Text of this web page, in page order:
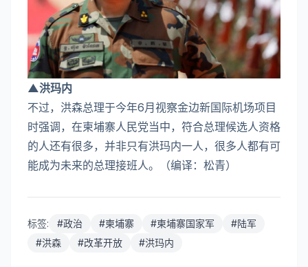
▲洪玛内
不过，洪森总理于今年6月视察金边新国际机场项目
时强调，在柬埔寨人民党当中，符合总理候选人资格
的人还有很多，并非只有洪玛内一人，很多人都有可
能成为未来的总理接班人。（编译：松青）
标签: #政治 #柬埔寨 #柬埔寨国家军 #陆军
#洪森 #改革开放 #洪玛内